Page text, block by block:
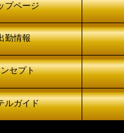
プページ
勤情報
セプト
ルガイド